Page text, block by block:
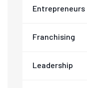
Entrepreneurs
Franchising
Leadership